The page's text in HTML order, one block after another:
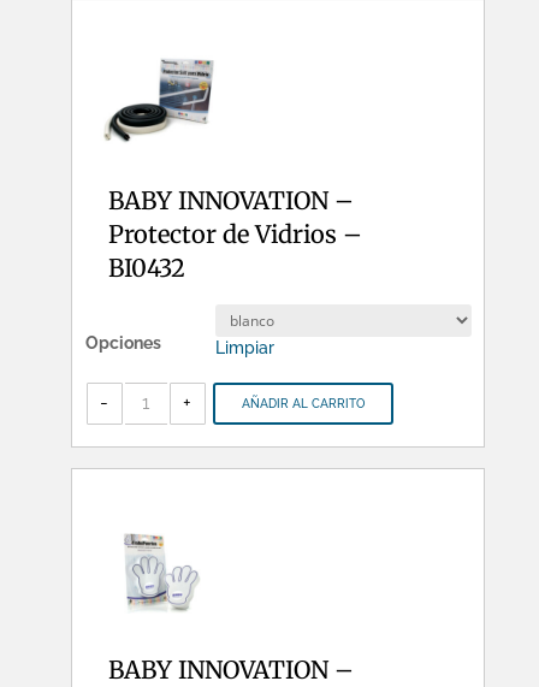
BABY INNOVATION –
Protector de Vidrios –
BI0432
Opciones Limpiar
-
BABY
INNOVATION
-
cantidad
+ AÑADIR AL CARRITO
BABY INNOVATION –